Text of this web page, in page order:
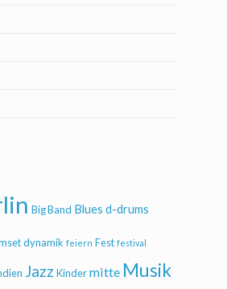
Big Band Blues d-drums
dynamik feiern Fest festival
Jazz Kindermitte Musik